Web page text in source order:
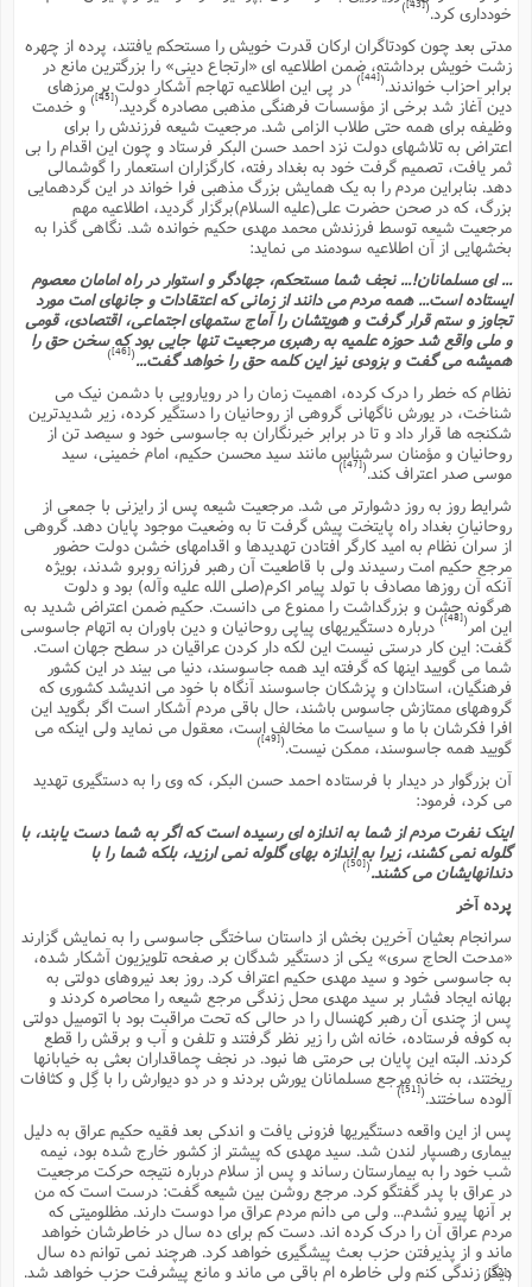
خوددارى کرد. [43]
)
مدتى بعد چون کودتاگران ارکان قدرت خویش را مستحکم یافتند، پرده از چهره
زشت خویش برداشته، ضمن اطلاعیه اى «ارتجاع دینى» را بزرگترین مانع در
برابر احزاب خواندند. [44]
)در پى این اطلاعیه تهاجم آشکار دولت بر مرزهاى
دین آغاز شد برخى از مؤسسات فرهنگى مذهبى مصادره گردید. [45]
)و خدمت
وظیفه براى همه حتى طلاب الزامى شد. مرجعیت شیعه فرزندش را براى
اعتراض به تلاشهاى دولت نزد احمد حسن البکر فرستاد و چون این اقدام را بى
ثمر یافت، تصمیم گرفت خود به بغداد رفته، کارگزاران استعمار را گوشمالى
دهد. بنابراین مردم را به یک همایش بزرگ مذهبى فرا خواند در این گردهمایى
بزرگ، که در صحن حضرت على(علیه السلام)برگزار گردید، اطلاعیه مهم
مرجعیت شیعه توسط فرزندش محمد مهدى حکیم خوانده شد. نگاهى گذرا به
بخشهایى از آن اطلاعیه سودمند مى نماید:
... اى مسلمانان!... نجف شما مستحکم، جهادگر و استوار در راه امامان معصوم
ایستاده است... همه مردم مى دانند از زمانى که اعتقادات و جانهاى امت مورد
تجاوز و ستم قرار گرفت و هویتشان را آماج ستمهاى اجتماعى، اقتصادى، قومى
و ملى واقع شد حوزه علمیه به رهبرى مرجعیت تنها جایى بود که سخن حق را
همیشه مى گفت و بزودى نیز این کلمه حق را خواهد گفت...(
[46]
)
نظام که خطر را درک کرده، اهمیت زمان را در رویارویى با دشمن نیک مى
شناخت، در یورش ناگهانى گروهى از روحانیان را دستگیر کرده، زیر شدیدترین
شکنجه ها قرار داد و تا در برابر خبرنگاران به جاسوسى خود و سیصد تن از
روحانیان و مؤمنان سرشناس مانند سید محسن حکیم، امام خمینى، سید
موسى صدر اعتراف کند. [47]
)
شرایط روز به روز دشوارتر مى شد. مرجعیت شیعه پس از رایزنى با جمعى از
روحانیانِ بغداد راه پایتخت پیش گرفت تا به وضعیت موجود پایان دهد. گروهى
از سران نظام به امید کارگر افتادن تهدیدها و اقدامهاى خشن دولت حضور
مرجع حکیم امت رسیدند ولى با قاطعیت آن رهبر فرزانه روبرو شدند، بویژه
آنکه آن روزها مصادف با تولد پیامر اکرم(صلى الله علیه وآله) بود و دلوت
هرگونه جشن و بزرگداشت را ممنوع مى دانست. حکیم ضمن اعتراض شدید به
این امر [48]
)درباره دستگیریهاى پیاپى روحانیان و دین باوران به اتهام جاسوسى
گفت: این کار درستى نیست این لکه دار کردن عراقیان در سطح جهان است.
شما مى گویید اینها که گرفته اید همه جاسوسند، دنیا مى بیند در این کشور
فرهنگیان، استادان و پزشکان جاسوسند آنگاه با خود مى اندیشد کشورى که
گروههاى ممتازش جاسوس باشند، حال باقى مردم آشکار است اگر بگوید این
افرا فکرشان با ما و سیاست ما مخالف است، معقول مى نماید ولى اینکه مى
گویید همه جاسوسند، ممکن نیست. [49]
)
آن بزرگوار در دیدار با فرستاده احمد حسن البکر، که وى را به دستگیرى تهدید
مى کرد، فرمود:
اینک نفرت مردم از شما به اندازه اى رسیده است که اگر به شما دست یابند، با
گلوله نمى کشند، زیرا به اندازه بهاى گلوله نمى ارزید، بلکه شما را با
دندانهایشان مى کشند.(
[50]
)
پرده آخر
سرانجام بعثیان آخرین بخش از داستان ساختگى جاسوسى را به نمایش گزارند
«مدحت الحاج سرى» یکى از دستگیر شدگان بر صفحه تلویزیون آشکار شده،
به جاسوسى خود و سید مهدى حکیم اعتراف کرد. روز بعد نیروهاى دولتى به
بهانه ایجاد فشار بر سید مهدى محل زندگى مرجع شیعه را محاصره کردند و
پس از چندى آن رهبر کهنسال را در حالى که تحت مراقبت بود با اتومبیل دولتى
به کوفه فرستاده، خانه اش را زیر نظر گرفتند و تلفن و آب و برقش را قطع
کردند. البته این پایان بى حرمتى ها نبود. در نجف چماقداران بعثى به خیابانها
ریختند، به خانه مرجع مسلمانان یورش بردند و در دو دیوارش را با گِل و کثافات
آلوده ساختند. [51]
)
پس از این واقعه دستگیریها فزونى یافت و اندکى بعد فقیه حکیم عراق به دلیل
بیمارى رهسپار لندن شد. سید مهدى که پیشتر از کشور خارج شده بود، نیمه
شب خود را به بیمارستان رساند و پس از سلام درباره نتیجه حرکت مرجعیت
در عراق با پدر گفتگو کرد. مرجع روشن بین شیعه گفت: درست است که من
بر آنها پیرو نشدم... ولى مى دانم مردم عراق مرا دوست دارند. مظلومیتى که
مردم عراق آن را درک کرده اند. دست کم براى ده سال در خاطرشان خواهد
ماند و از پذیرفتن حزب بعث پیشگیرى خواهد کرد. هرچند نمى توانم ده سال
دیگر زندگى کنم ولى خاطره ام باقى مى ماند و مانع پیشرفت حزب خواهد شد.[52]
)